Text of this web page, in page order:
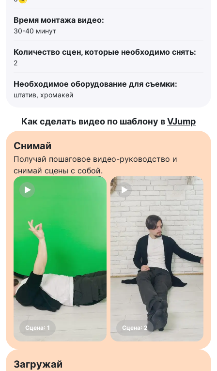
Время монтажа видео:
30-40 минут
Количество сцен, которые необходимо снять:
2
Необходимое оборудование для съемки:
штатив, хромакей
Как сделать видео по шаблону вVJump
Снимай
Получай пошаговое видео-руководство и
снимай сцены с собой.
Загружай